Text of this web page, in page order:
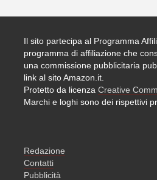
Il sito partecipa al Programma
programma di affiliazione che
una commissione pubblicitaria
link al sito Amazon.it.
Protetto da licenza Creative
Marchi e loghi sono dei rispettivi
Redazione
Contatti
Pubblicità